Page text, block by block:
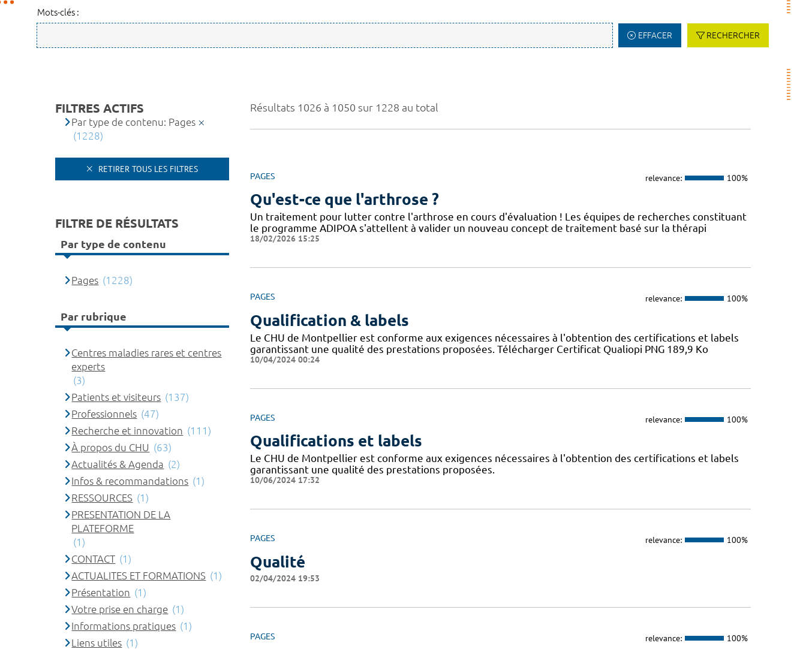
Mots-clés :
EFFACER RECHERCHER
Résultats 1026 à 1050 sur 1228 au total
PAGES relevance: 100%
Qu'est-ce que l'arthrose ?
Un traitement pour lutter contre l'arthrose en cours d'évaluation ! Les équipes de recherches constituant
le programme ADIPOA s'attellent à valider un nouveau concept de traitement basé sur la thérapi
18/02/2026 15:25
PAGES relevance: 100%
Qualification & labels
Le CHU de Montpellier est conforme aux exigences nécessaires à l'obtention des certifications et labels
garantissant une qualité des prestations proposées. Télécharger Certificat Qualiopi PNG 189,9 Ko
10/04/2024 00:24
PAGES relevance: 100%
Qualifications et labels
Le CHU de Montpellier est conforme aux exigences nécessaires à l'obtention des certifications et labels
garantissant une qualité des prestations proposées.
10/06/2024 17:32
PAGES relevance: 100%
Qualité
02/04/2024 19:53
PAGES relevance: 100%
FILTRES ACTIFS
Par type de contenu: Pages
(1228)
RETIRER TOUS LES FILTRES
FILTRE DE RÉSULTATS
Par type de contenu
Pages (1228)
Par rubrique
Centres maladies rares et centres
experts
(3)
Patients et visiteurs (137)
Professionnels (47)
Recherche et innovation (111)
À propos du CHU (63)
Actualités & Agenda (2)
Infos & recommandations (1)
RESSOURCES (1)
PRESENTATION DE LA
PLATEFORME
(1)
CONTACT (1)
ACTUALITES ET FORMATIONS (1)
Présentation (1)
Votre prise en charge (1)
Informations pratiques (1)
Liens utiles (1)